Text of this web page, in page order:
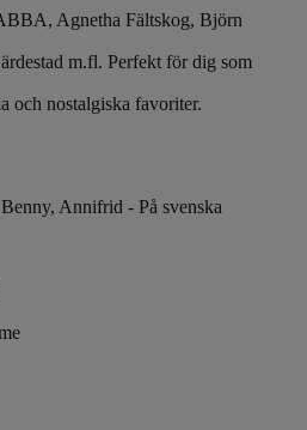
Agnetha Fältskog, Björn
m.fl. Perfekt för dig som
och nostalgiska favoriter.
Annifrid - På svenska